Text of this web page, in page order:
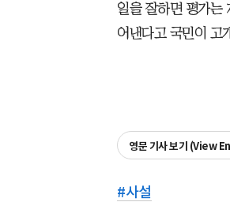
일을 잘하면 평가는
어낸다고 국민이 고
영문 기사 보기 (View
#사설